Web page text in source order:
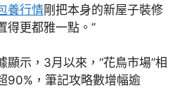
養行情剛把本身的新屋子裝修
得更都雅一點。”
顯示，3月以來，“花鳥市場”相
90%，筆記攻略數增幅逾